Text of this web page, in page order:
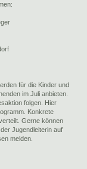
für die Kinder und
im Juli anbieten.
folgen. Hier
Konkrete
Gerne können
Jugendleiterin auf
melden.